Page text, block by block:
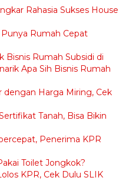
Rahasia Sukses House
Rumah Cepat
Bisnis Rumah Subsidi di
Apa Sih Bisnis Rumah
dengan Harga Miring, Cek
Tanah, Bisa Bikin
Penerima KPR
Toilet Jongkok?
KPR, Cek Dulu SLIK